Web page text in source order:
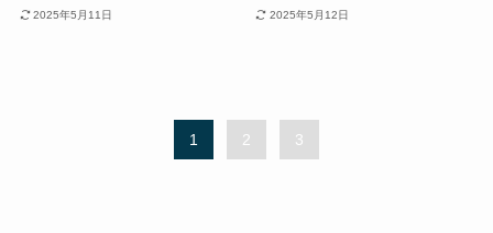
2025年5月11日 2025年5月12日
1 2 3